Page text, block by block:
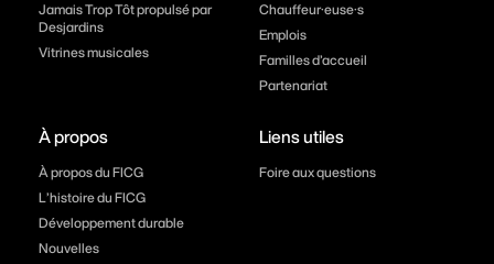
Jamais Trop Tôt propulsé par
Desjardins
Vitrines musicales
Chauffeur·euse·s
Emplois
Familles d’accueil
Partenariat
À propos
À propos du FICG
L’histoire du FICG
Développement durable
Nouvelles
Liens utiles
Foire aux questions